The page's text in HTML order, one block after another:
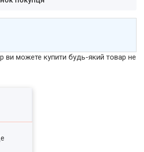
ви можете купити будь-який товар не